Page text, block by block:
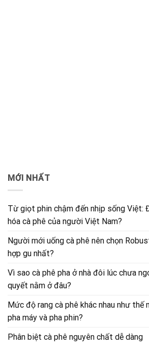
MỚI NHẤT
Từ giọt phin chậm đến nhịp sống Việt:
hóa cà phê của người Việt Nam?
Người mới uống cà phê nên chọn
hợp gu nhất?
Vì sao cà phê pha ở nhà đôi lúc chưa
quyết nằm ở đâu?
Mức độ rang cà phê khác nhau như thế
pha máy và pha phin?
Phân biệt cà phê nguyên chất dễ dàng